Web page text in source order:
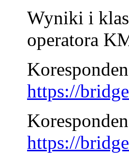
Wyniki i
operatora
https://
https://